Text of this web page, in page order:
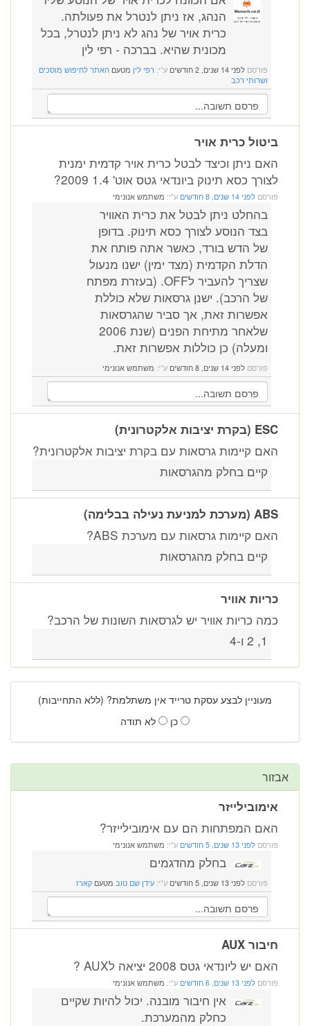
הנהג, אז ניתן לנטרל את פעולתה.
כרית אויר של נהג לא ניתן לנטרל, בכל
מכונית שהיא. בברכה - רפי לין
פורסם לפני 14 שנים, 2 חודשים ע"י: רפי לין מטעם האתר לחיפוש מוסכים
ושרותי רכב
ביטול כרית אויר
האם ניתן וכיצד לבטל כרית אויר קדמית ימנית
לצורך כסא תינוק ביונדאי גטס אוט' 1.4 2009?
פורסם לפני 14 שנים, 8 חודשים ע"י: משתמש אנונימי
בהחלט ניתן לבטל את כרית האוויר
בצד הנוסע לצורך כסא תינוק. בדופן
של הדש בורד, כאשר אתה פותח את
הדלת הקדמית (מצד ימין) ישנו מנעול
שצריך להעביר לOFF. (בעזרת מפתח
של הרכב). ישנן גרסאות שלא כוללת
אפשרות זאת, אך סביר שהגרסאות
שלאחר מתיחת הפנים (שנת 2006
ומעלה) כן כוללות אפשרות זאת.
פורסם לפני 14 שנים, 8 חודשים ע"י: משתמש אנונימי
ESC (בקרת יציבות אלקטרונית)
האם קיימות גרסאות עם בקרת יציבות אלקטרונית?
קיים בחלק מהגרסאות
ABS (מערכת למניעת נעילה בבלימה)
האם קיימות גרסאות עם מערכת ABS?
קיים בחלק מהגרסאות
כריות אוויר
כמה כריות אוויר יש לגרסאות השונות של הרכב?
1, 2 ו-4
מעוניין לבצע עסקת טרייד אין משתלמת? (ללא התחייבות)
כן
לא תודה
אבזור
אימובילייזר
האם המפתחות הם עם אימובילייזר?
פורסם לפני 13 שנים, 5 חודשים ע"י: משתמש אנונימי
בחלק מהדגמים
פורסם לפני 13 שנים, 5 חודשים ע"י: עידן שם טוב מטעם קארז
חיבור AUX
האם יש ליונדאי גטס 2008 יציאה לAUX ?
פורסם לפני 13 שנים, 6 חודשים ע"י: משתמש אנונימי
אין חיבור מובנה. יכול להיות שקיים
כחלק מהמערכת.